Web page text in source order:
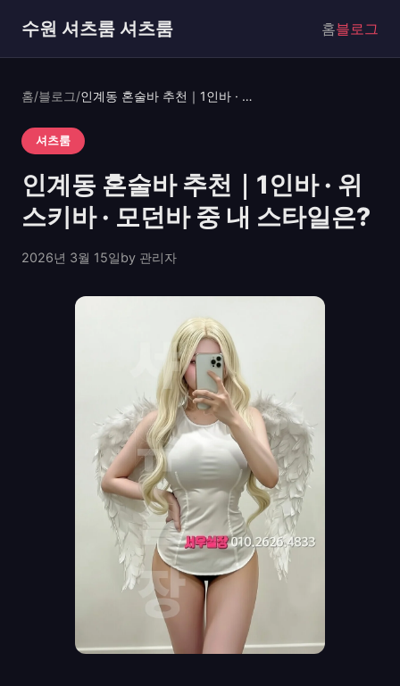
수원 셔츠룸 셔츠룸 홈블로그
홈/블로그/ 인계동 혼술바 추천｜1인바 · 위스키바 · 모던바 중 내 스타일은?
셔츠룸
인계동 혼술바 추천｜1인바 · 위
스키바 · 모던바 중 내 스타일은?
2026년 3월 15일by 관리자